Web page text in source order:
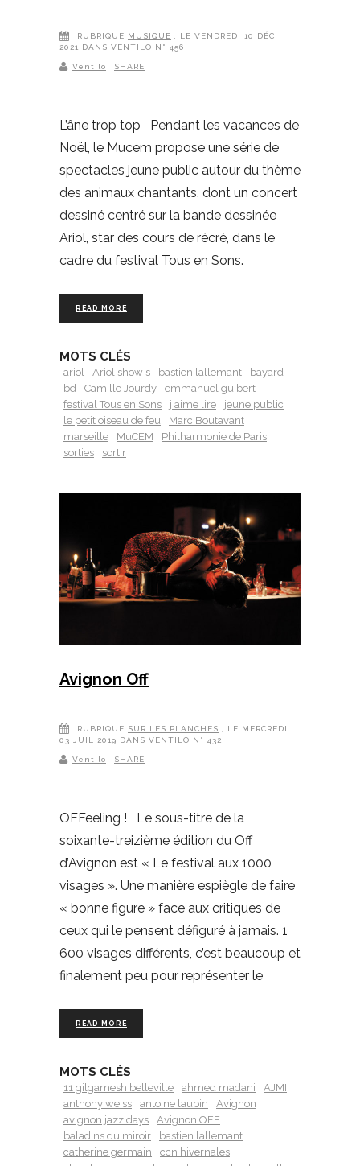
RUBRIQUE MUSIQUE
, LE VENDREDI 10 DÉC
2021 DANS VENTILO N° 456
Ventilo SHARE
L’âne trop top Pendant les vacances de
Noël, le Mucem propose une série de
spectacles jeune public autour du thème
des animaux chantants, dont un concert
dessiné centré sur la bande dessinée
Ariol, star des cours de récré, dans le
cadre du festival Tous en Sons.
READ MORE
MOTS CLÉS
ariol Ariol show s bastien lallemant
bayard
bd
Camille Jourdy
emmanuel guibert
festival Tous en Sons
j aime lire
jeune public
le petit oiseau de feu
Marc Boutavant
marseille
MuCEM
Philharmonie de Paris
sorties
sortir
Avignon Off
RUBRIQUE SUR LES PLANCHES
, LE MERCREDI
03 JUIL 2019 DANS VENTILO N° 432
Ventilo SHARE
OFFeeling ! Le sous-titre de la
soixante-treizième édition du Off
d’Avignon est « Le festival aux 1000
visages ». Une manière espiègle de faire
« bonne figure » face aux critiques de
ceux qui le pensent défiguré à jamais. 1
600 visages différents, c’est beaucoup et
finalement peu pour représenter le
READ MORE
MOTS CLÉS
11 gilgamesh belleville ahmed madani
AJMI
anthony weiss
antoine laubin
Avignon
avignon jazz days
Avignon OFF
baladins du miroir
bastien lallemant
catherine germain
ccn hivernales